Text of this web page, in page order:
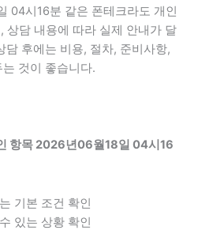
04시16분 같은 폰테크라도 개인
상담 내용에 따라 실제 안내가 달
담 후에는 비용, 절차, 준비사항,
것이 좋습니다.
항목 2026년06월18일 04시16
기본 조건 확인
있는 상황 확인